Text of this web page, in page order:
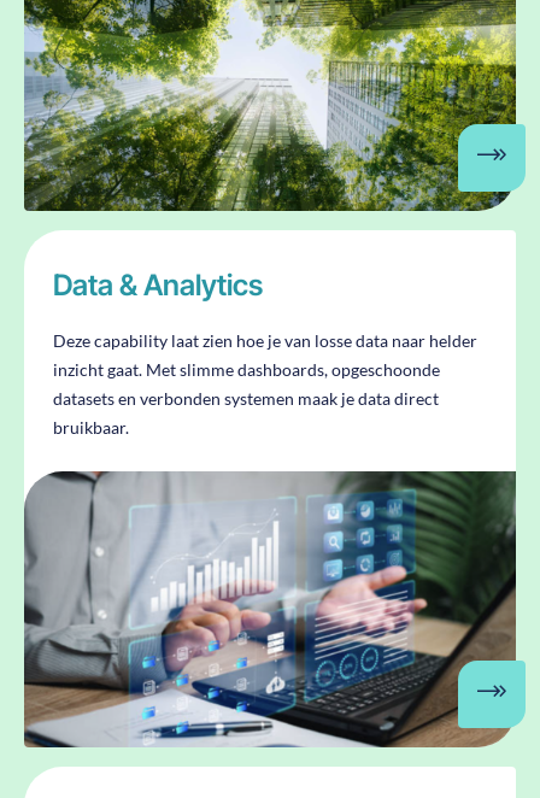
Data & Analytics
Deze capability laat zien hoe je van losse data naar helder
inzicht gaat. Met slimme dashboards, opgeschoonde
datasets en verbonden systemen maak je data direct
bruikbaar.